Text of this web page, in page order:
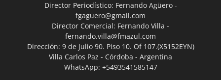
Director Periodístico: Fernando Agüero -
fgaguero@gmail.com
Director Comercial: Fernando Villa -
fernando.villa@fmazul.com
Dirección: 9 de Julio 90. Piso 10. Of 107.(X5152EYN)
Villa Carlos Paz - Córdoba - Argentina
WhatsApp: +5493541585147